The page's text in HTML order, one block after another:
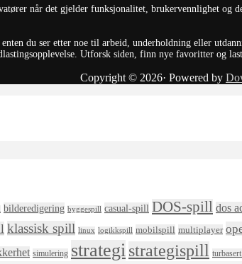
når det gjelder funksjonalitet, brukervennlighet
du ser etter noe til arbeid, underholdning eller
Utforsk siden, finn nye favoritter og
Copyright © 2026· Powered by
bilderedigering byggespill casual-spill DOS-spill dos
klassisk spill linux logikkspill mobilspill multiplayer
simulering strategistrategispill